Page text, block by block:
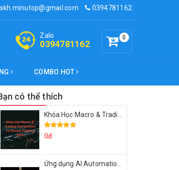
0394781162
0
Zalo
0394781162
COMBO HOT
có thể thích
0đ